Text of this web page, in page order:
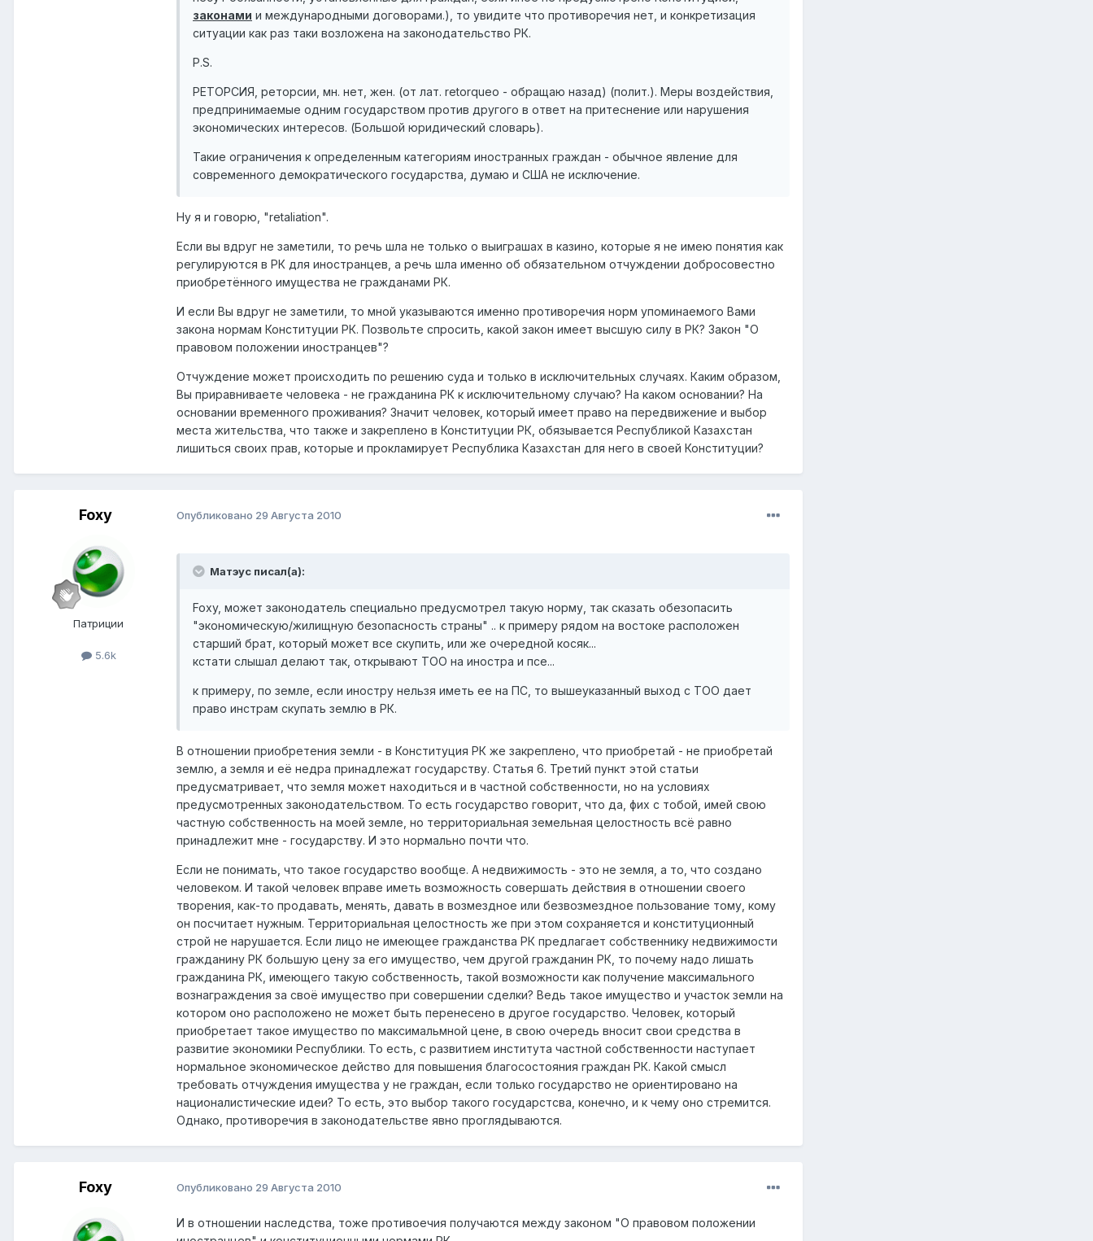
законами и международными договорами.), то увидите что противоречия нет, и конкретизация
ситуации как раз таки возложена на законодательство РК.
P.S.
РЕТО́РСИЯ, реторсии, мн. нет, жен. (от лат. retorqueo - обращаю назад) (полит.). Меры воздействия,
предпринимаемые одним государством против другого в ответ на притеснение или нарушения
экономических интересов. (Большой юридический словарь).
Такие ограничения к определенным категориям иностранных граждан - обычное явление для
современного демократического государства, думаю и США не исключение.
Ну я и говорю, "retaliation".
Если вы вдруг не заметили, то речь шла не только о выиграшах в казино, которые я не имею понятия как
регулируются в РК для иностранцев, а речь шла именно об обязательном отчуждении добросовестно
приобретённого имущества не гражданами РК.
И если Вы вдруг не заметили, то мной указываются именно противоречия норм упоминаемого Вами
закона нормам Конституции РК. Позвольте спросить, какой закон имеет высшую силу в РК? Закон "О
правовом положении иностранцев"?
Отчуждение может происходить по решению суда и только в исключительных случаях. Каким образом,
Вы приравниваете человека - не гражданина РК к исключительному случаю? На каком основании? На
основании временного проживания? Значит человек, который имеет право на передвижение и выбор
места жительства, что также и закреплено в Конституции РК, обязывается Республикой Казахстан
лишиться своих прав, которые и прокламирует Республика Казахстан для него в своей Конституции?
Foxy
Патриции
5.6k
Опубликовано 29 Августа 2010
Матэус писал(а):
Foxy, может законодатель специально предусмотрел такую норму, так сказать обезопасить
"экономическую/жилищную безопасность страны" .. к примеру рядом на востоке расположен
старший брат, который может все скупить, или же очередной косяк...
кстати слышал делают так, открывают ТОО на иностра и псе...
к примеру, по земле, если иностру нельзя иметь ее на ПС, то вышеуказанный выход с ТОО дает
право инстрам скупать землю в РК.
В отношении приобретения земли - в Конституция РК же закреплено, что приобретай - не приобретай
землю, а земля и её недра принадлежат государству. Статья 6. Третий пункт этой статьи
предусматривает, что земля может находиться и в частной собственности, но на условиях
предусмотренных законодательством. То есть государство говорит, что да, фих с тобой, имей свою
частную собственность на моей земле, но территориальная земельная целостность всё равно
принадлежит мне - государству. И это нормально почти что.
Если не понимать, что такое государство вообще. А недвижимость - это не земля, а то, что создано
человеком. И такой человек вправе иметь возможность совершать действия в отношении своего
творения, как-то продавать, менять, давать в возмездное или безвозмездное пользование тому, кому
он посчитает нужным. Территориальная целостность же при этом сохраняется и конституционный
строй не нарушается. Если лицо не имеющее гражданства РК предлагает собственнику недвижимости
гражданину РК большую цену за его имущество, чем другой гражданин РК, то почему надо лишать
гражданина РК, имеющего такую собственность, такой возможности как получение максимального
вознаграждения за своё имущество при совершении сделки? Ведь такое имущество и участок земли на
котором оно расположено не может быть перенесено в другое государство. Человек, который
приобретает такое имущество по максимальмной цене, в свою очередь вносит свои средства в
развитие экономики Республики. То есть, с развитием института частной собственности наступает
нормальное экономическое действо для повышения благосостояния граждан РК. Какой смысл
требовать отчуждения имущества у не граждан, если только государство не ориентировано на
националистические идеи? То есть, это выбор такого государстсва, конечно, и к чему оно стремится.
Однако, противоречия в законодательстве явно проглядываются.
Foxy Опубликовано 29 Августа 2010
И в отношении наследства, тоже противоечия получаются между законом "О правовом положении